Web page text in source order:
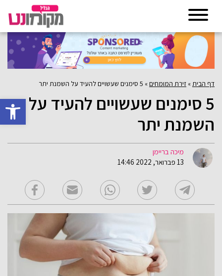
פתח
דף הבית » זירת המומחים» 5 סימנים שעשויים להעיד על השמנת יתר
5 סימנים שעשויים להעיד על
השמנת יתר
מיכה בריימן
13 פברואר, 2022 14:46